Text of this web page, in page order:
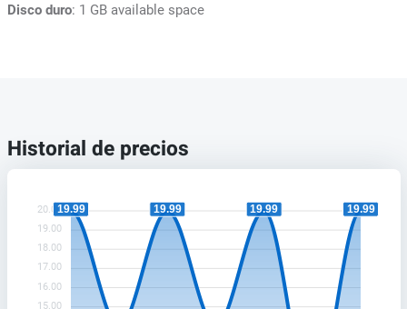
Disco duro: 1 GB available space
Historial de precios
20.00
19.00
18.00
17.00
16.00
15.00
19.99 19.99 19.99 19.99